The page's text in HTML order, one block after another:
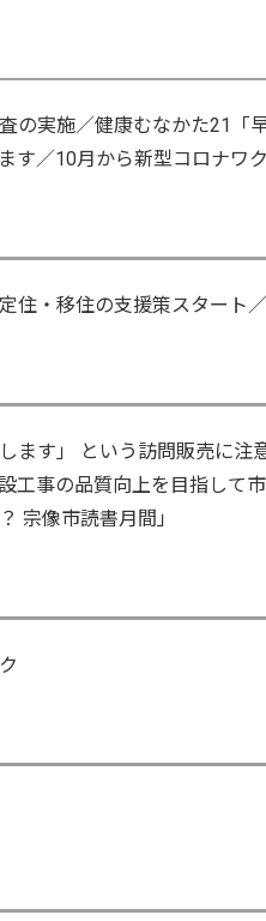
の実施／健康むなかた21「
す／10月から新型コロナワ
住・移住の支援策スタート
ます」 という訪問販売に
工事の品質向上を目指して
宗像市読書月間」